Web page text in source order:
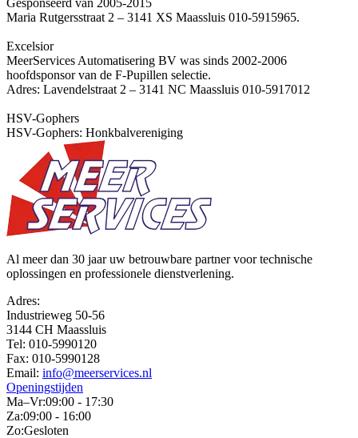
Maria Rutgersstraat 2 – 3141 XS Maassluis 010-5915965.
Excelsior
MeerServices Automatisering BV was sinds 2002-2006
hoofdsponsor van de F-Pupillen selectie.
Adres: Lavendelstraat 2 – 3141 NC Maassluis 010-5917012
HSV-Gophers
HSV-Gophers: Honkbalvereniging
Al meer dan 30 jaar uw betrouwbare partner voor technische
oplossingen en professionele dienstverlening.
Adres:
Industrieweg 50-56
3144 CH Maassluis
Tel: 010-5990120
Fax: 010-5990128
Email: info@meerservices.nl
Openingstijden
Ma–Vr:09:00 - 17:30
Za:09:00 - 16:00
Zo:Gesloten